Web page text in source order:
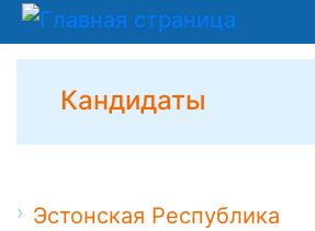
Кандидаты
Эстонская Республика